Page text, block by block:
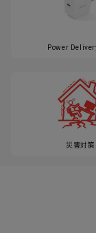
Power
災害対策